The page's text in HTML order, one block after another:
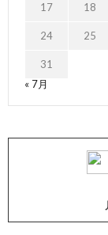
17 18
24 25
31
« 7月